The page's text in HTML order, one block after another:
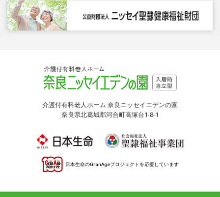
介護付有料老人ホーム 奈良ニッセイエデンの園
奈良県北葛城郡河合町高塚台1-8-1
日本生命のGranAgeプロジェクトを応援しています